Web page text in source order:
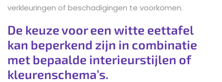
verkleuringen of beschadigingen te voorkomen.
De keuze voor een witte eettafel
kan beperkend zijn in combinatie
met bepaalde interieurstijlen of
kleurenschema’s.